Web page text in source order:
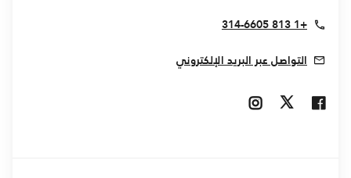
+1 813 314-6605
التواصل عبر البريد الإلكتروني
Opens In New Window
Opens In New Window